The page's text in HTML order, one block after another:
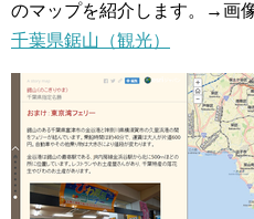
のマップを紹介します。
→画
千葉県鋸山（観光）